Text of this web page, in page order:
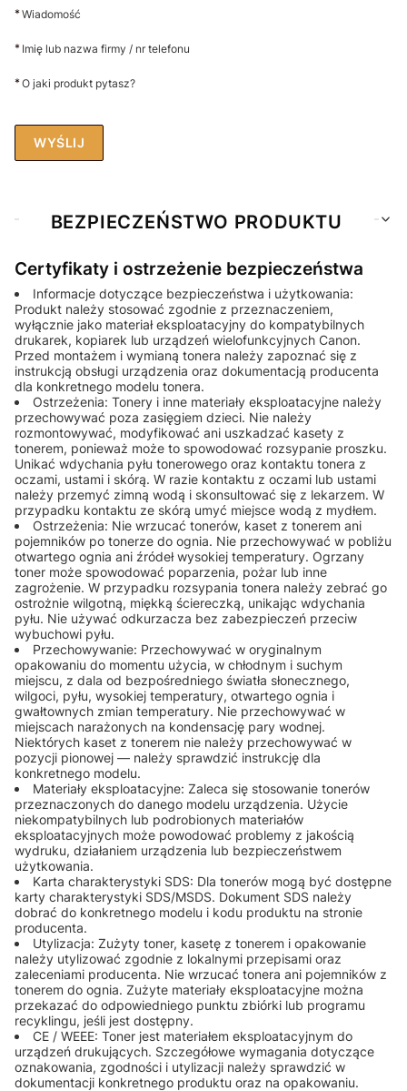
*Wiadomość
* Imię lub nazwa firmy / nr telefonu
*O jaki produkt pytasz?
WYŚLIJ
BEZPIECZEŃSTWO PRODUKTU
Certyfikaty i ostrzeżenie bezpieczeństwa
Informacje dotyczące bezpieczeństwa i użytkowania:
Produkt należy stosować zgodnie z przeznaczeniem,
wyłącznie jako materiał eksploatacyjny do kompatybilnych
drukarek, kopiarek lub urządzeń wielofunkcyjnych Canon.
Przed montażem i wymianą tonera należy zapoznać się z
instrukcją obsługi urządzenia oraz dokumentacją producenta
dla konkretnego modelu tonera.
Ostrzeżenia: Tonery i inne materiały eksploatacyjne należy
przechowywać poza zasięgiem dzieci. Nie należy
rozmontowywać, modyfikować ani uszkadzać kasety z
tonerem, ponieważ może to spowodować rozsypanie proszku.
Unikać wdychania pyłu tonerowego oraz kontaktu tonera z
oczami, ustami i skórą. W razie kontaktu z oczami lub ustami
należy przemyć zimną wodą i skonsultować się z lekarzem. W
przypadku kontaktu ze skórą umyć miejsce wodą z mydłem.
Ostrzeżenia: Nie wrzucać tonerów, kaset z tonerem ani
pojemników po tonerze do ognia. Nie przechowywać w pobliżu
otwartego ognia ani źródeł wysokiej temperatury. Ogrzany
toner może spowodować poparzenia, pożar lub inne
zagrożenie. W przypadku rozsypania tonera należy zebrać go
ostrożnie wilgotną, miękką ściereczką, unikając wdychania
pyłu. Nie używać odkurzacza bez zabezpieczeń przeciw
wybuchowi pyłu.
Przechowywanie: Przechowywać w oryginalnym
opakowaniu do momentu użycia, w chłodnym i suchym
miejscu, z dala od bezpośredniego światła słonecznego,
wilgoci, pyłu, wysokiej temperatury, otwartego ognia i
gwałtownych zmian temperatury. Nie przechowywać w
miejscach narażonych na kondensację pary wodnej.
Niektórych kaset z tonerem nie należy przechowywać w
pozycji pionowej — należy sprawdzić instrukcję dla
konkretnego modelu.
Materiały eksploatacyjne: Zaleca się stosowanie tonerów
przeznaczonych do danego modelu urządzenia. Użycie
niekompatybilnych lub podrobionych materiałów
eksploatacyjnych może powodować problemy z jakością
wydruku, działaniem urządzenia lub bezpieczeństwem
użytkowania.
Karta charakterystyki SDS: Dla tonerów mogą być dostępne
karty charakterystyki SDS/MSDS. Dokument SDS należy
dobrać do konkretnego modelu i kodu produktu na stronie
producenta.
Utylizacja: Zużyty toner, kasetę z tonerem i opakowanie
należy utylizować zgodnie z lokalnymi przepisami oraz
zaleceniami producenta. Nie wrzucać tonera ani pojemników z
tonerem do ognia. Zużyte materiały eksploatacyjne można
przekazać do odpowiedniego punktu zbiórki lub programu
recyklingu, jeśli jest dostępny.
CE / WEEE: Toner jest materiałem eksploatacyjnym do
urządzeń drukujących. Szczegółowe wymagania dotyczące
oznakowania, zgodności i utylizacji należy sprawdzić w
dokumentacji konkretnego produktu oraz na opakowaniu.